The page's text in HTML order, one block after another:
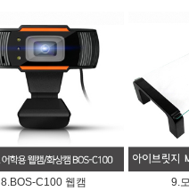
8.BOS-C100 웹캠
9.